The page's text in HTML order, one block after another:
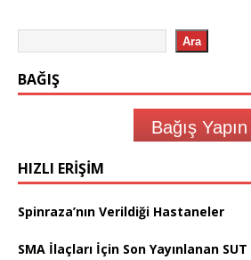
Ara
BAĞIŞ
Bağış Yapın
HIZLI ERIŞIM
Spinraza’nın Verildiği Hastaneler
SMA İlaçları İçin Son Yayınlanan